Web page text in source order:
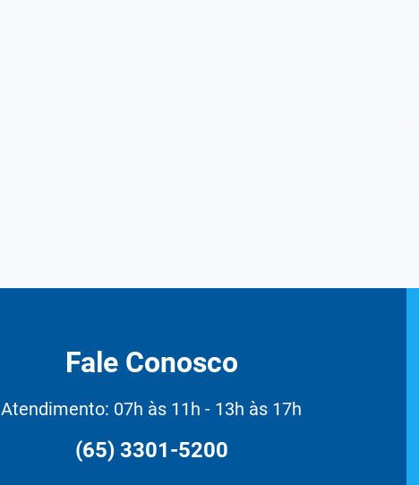
Fale Conosco
Atendimento: 07h às 11h - 13h às 17h
(65) 3301-5200